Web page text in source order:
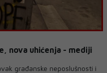
nova uhićenja - mediji
građanske neposlušnosti i